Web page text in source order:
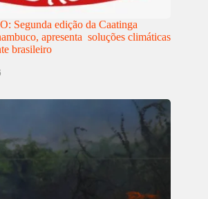
Segunda edição da Caatinga
apresenta soluções climáticas
brasileiro